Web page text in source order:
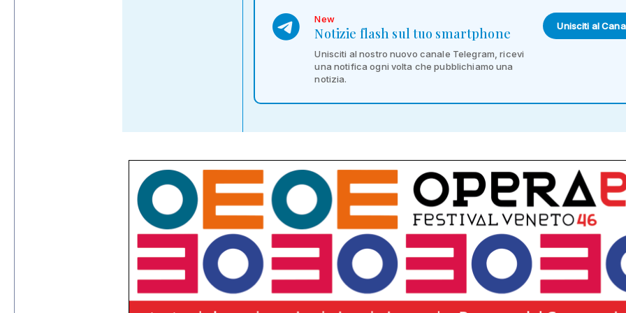
New
Notizie flash sul tuo smartphone
Unisciti al nostro nuovo canale Telegram, ricevi
una notifica ogni volta che pubblichiamo una
notizia.
Unisciti al